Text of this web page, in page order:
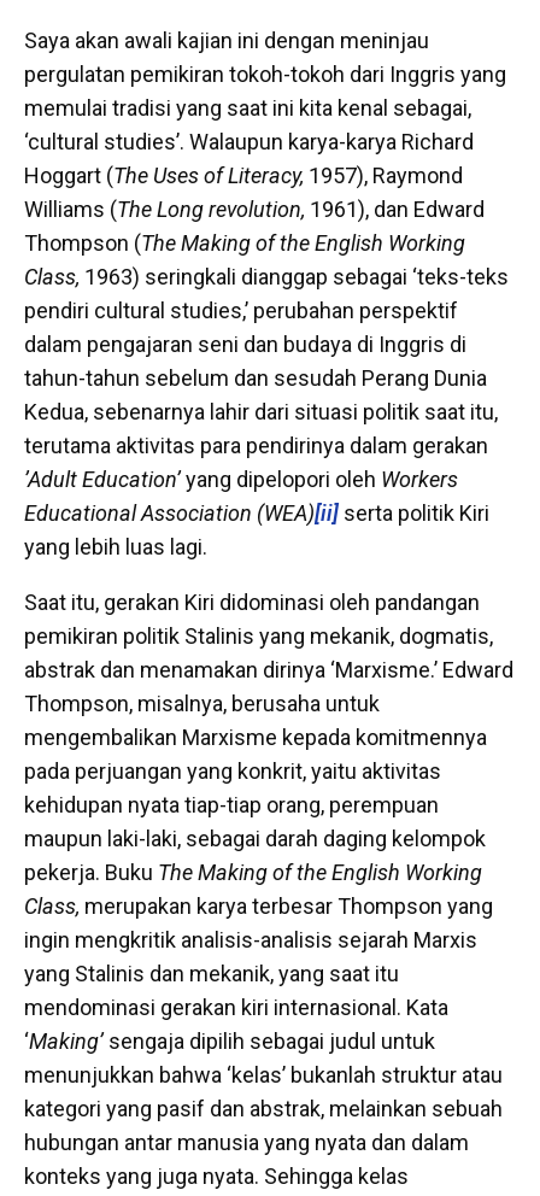
Saya akan awali kajian ini dengan meninjau
pergulatan pemikiran tokoh-tokoh dari Inggris yang
memulai tradisi yang saat ini kita kenal sebagai,
‘cultural studies’. Walaupun karya-karya Richard
Hoggart (The Uses of Literacy, 1957), Raymond
Williams (The Long revolution, 1961), dan Edward
Thompson (The Making of the English Working
Class, 1963) seringkali dianggap sebagai ‘teks-teks
pendiri cultural studies,’ perubahan perspektif
dalam pengajaran seni dan budaya di Inggris di
tahun-tahun sebelum dan sesudah Perang Dunia
Kedua, sebenarnya lahir dari situasi politik saat itu,
terutama aktivitas para pendirinya dalam gerakan
’Adult Education’yang dipelopori oleh Workers
Educational Association (WEA)[ii] serta politik Kiri
yang lebih luas lagi.
Saat itu, gerakan Kiri didominasi oleh pandangan
pemikiran politik Stalinis yang mekanik, dogmatis,
abstrak dan menamakan dirinya ‘Marxisme.’ Edward
Thompson, misalnya, berusaha untuk
mengembalikan Marxisme kepada komitmennya
pada perjuangan yang konkrit, yaitu aktivitas
kehidupan nyata tiap-tiap orang, perempuan
maupun laki-laki, sebagai darah daging kelompok
pekerja. Buku The Making of the English Working
Class, merupakan karya terbesar Thompson yang
ingin mengkritik analisis-analisis sejarah Marxis
yang Stalinis dan mekanik, yang saat itu
mendominasi gerakan kiri internasional. Kata
‘Making’sengaja dipilih sebagai judul untuk
menunjukkan bahwa ‘kelas’ bukanlah struktur atau
kategori yang pasif dan abstrak, melainkan sebuah
hubungan antar manusia yang nyata dan dalam
konteks yang juga nyata. Sehingga kelas